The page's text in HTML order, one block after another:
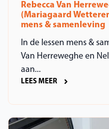
Rebecca Van
(Mariagaard
mens & samenleving
In de lessen mens &
Van Herreweghe en
aan...
LEES MEER